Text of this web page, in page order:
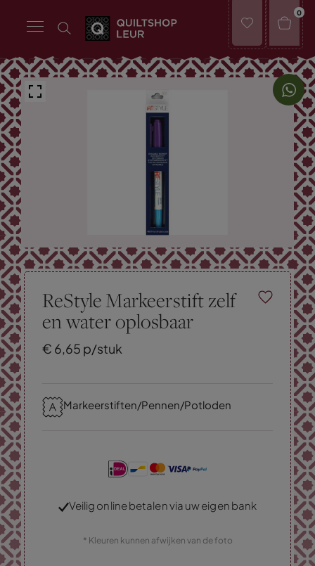
0
ReStyle Markeerstift zelf
en water oplosbaar
€ 6,65 p/stuk
Markeerstiften/Pennen/Potloden
Veilig online betalen via uw eigen bank
* Kleuren kunnen afwijken van de foto